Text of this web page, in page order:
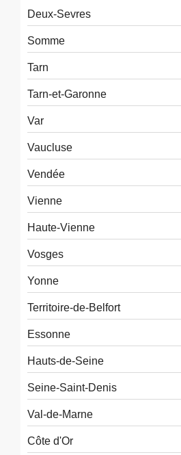
Deux-Sevres
Somme
Tarn
Tarn-et-Garonne
Var
Vaucluse
Vendée
Vienne
Haute-Vienne
Vosges
Yonne
Territoire-de-Belfort
Essonne
Hauts-de-Seine
Seine-Saint-Denis
Val-de-Marne
Côte d'Or